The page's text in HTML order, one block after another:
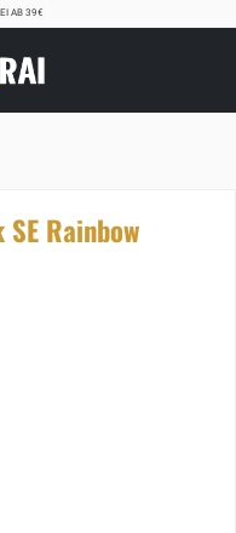
AB 39€
Rainbow